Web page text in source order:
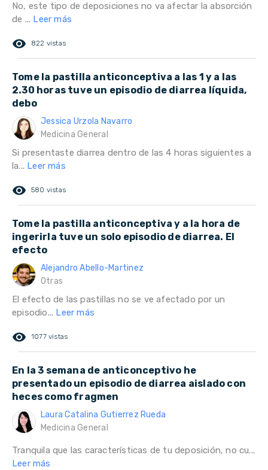
No, este tipo de deposiciones no va afectar la absorción
de ... Leer más
remove_red_eye 822 vistas
Tome la pastilla anticonceptiva a las 1 y a las
2.30 horas tuve un episodio de diarrea líquida,
debo
Jessica Urzola Navarro
Medicina General
Si presentaste diarrea dentro de las 4 horas siguientes a
la... Leer más
remove_red_eye 580 vistas
Tome la pastilla anticonceptiva y a la hora de
ingerirla tuve un solo episodio de diarrea. El
efecto
Alejandro Abello-Martinez
Otras
El efecto de las pastillas no se ve afectado por un
episodio... Leer más
remove_red_eye 1077 vistas
En la 3 semana de anticonceptivo he
presentado un episodio de diarrea aislado con
heces como fragmen
Laura Catalina Gutierrez Rueda
Medicina General
Tranquila que las características de tu deposición, no cu...
Leer más